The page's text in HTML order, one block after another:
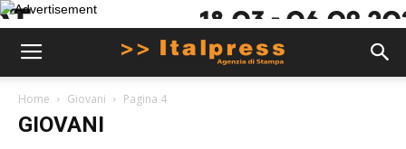
Home Giovani Pagina 4
GIOVANI